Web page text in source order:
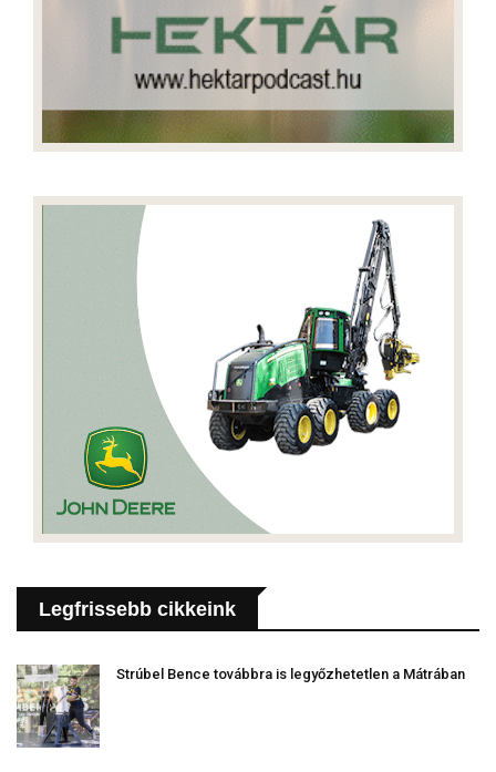
Legfrissebb cikkeink
Strúbel Bence továbbra is legyőzhetetlen a Mátrában